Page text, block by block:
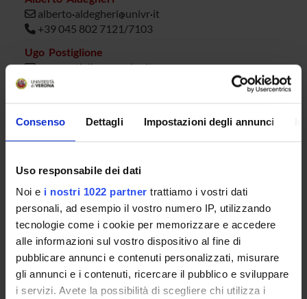
Consenso Dettagli Impostazioni degli annunci
Uso responsabile dei dati
Noi e i nostri 1022 partner trattiamo i vostri dati
personali, ad esempio il vostro numero IP, utilizzando
tecnologie come i cookie per memorizzare e accedere
alle informazioni sul vostro dispositivo al fine di
pubblicare annunci e contenuti personalizzati, misurare
gli annunci e i contenuti, ricercare il pubblico e sviluppare
i servizi. Avete la possibilità di scegliere chi utilizza i
alberto aldegheri univr it
+39 045 802 7121/7103
Ugo Postiglione
ugo postiglione univr it
+39 045 802 7535
Massimo Scattolo
massimo
scattolo univr it
alex viaro univr it
+39 045 802 7123 / 7103
AVVISI
DOCUMENTI DISPONIBILI